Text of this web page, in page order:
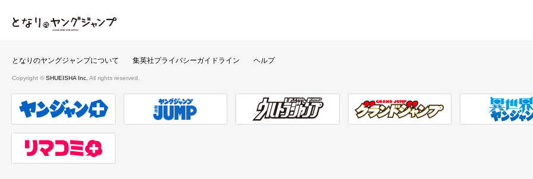
となりのヤングジャンプ
となりのヤングジャンプについて 集英社プライバシーガイドライン ヘルプ
Copyright © SHUEISHA Inc. All rights reserved.
ヤンジャンプラス 週刊ヤングジャンプ公式サイトウルトラジャンプ グランドジャンプ 異世界ヤンジャン
リマコミ＋